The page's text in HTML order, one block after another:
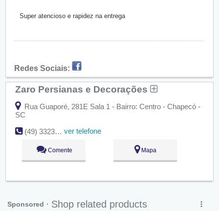
Super atencioso e rapidez na entrega
Redes Sociais:
Zaro Persianas e Decorações
Rua Guaporé, 281E Sala 1 - Bairro: Centro - Chapecó -
SC
(49) 3323-3248
ver telefone
Comente Mapa